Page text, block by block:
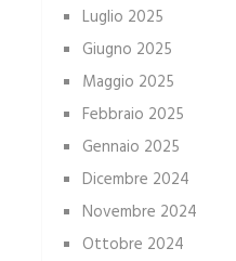
Luglio 2025
Giugno 2025
Maggio 2025
Febbraio 2025
Gennaio 2025
Dicembre 2024
Novembre 2024
Ottobre 2024